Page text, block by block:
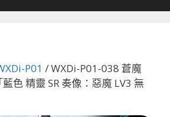
P01 / WXDi-P01-038 蒼魔
色 精靈 SR 奏像：惡魔 LV3 無